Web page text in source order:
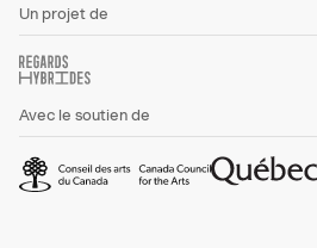
Un projet de
Avec le soutien de